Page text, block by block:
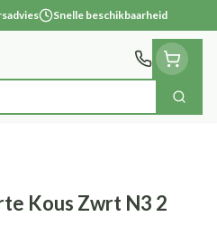
Snelle beschikbaarheid
Zoek
Kous Zwrt N3 2